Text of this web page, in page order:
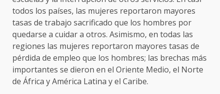
todos los países, las mujeres reportaron mayores
tasas de trabajo sacrificado que los hombres por
quedarse a cuidar a otros. Asimismo, en todas las
regiones las mujeres reportaron mayores tasas de
pérdida de empleo que los hombres; las brechas más
importantes se dieron en el Oriente Medio, el Norte
de África y América Latina y el Caribe.